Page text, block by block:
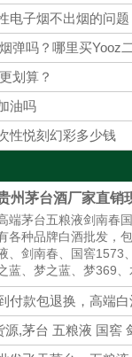
保产品从生产到销售
电子烟不出烟的问题
弹吗？哪里买Yooz
划算？
油吗
性悦刻幻彩多少钱
州茅台酒厂家直销
茅台全系列供应全
端茅台五粮液剑南春
各种品牌白酒批发，
、剑南春、国窖1573
蓝、梦之蓝、梦369、
红花郎等名酒，有高
是白酒厂家一手货源
经营,做工精细，口感
...
付款包退换，高端
,茅台 五粮液 国窖